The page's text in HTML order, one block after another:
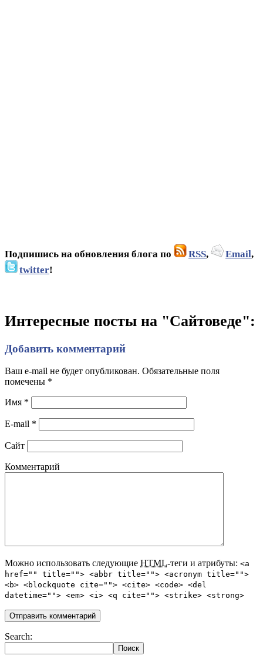
Подпишись на обновления блога по RSS, Email,
twitter!
Интересные посты на "Сайтоведе":
Добавить комментарий
Ваш e-mail не будет опубликован. Обязательные поля
помечены *
Имя *
E-mail *
Сайт
Комментарий
Можно использовать следующие HTML-теги и атрибуты: <a
href="" title=""> <abbr title=""> <acronym title="">
<b> <blockquote cite=""> <cite> <code> <del
datetime=""> <em> <i> <q cite=""> <strike> <strong>
Search: